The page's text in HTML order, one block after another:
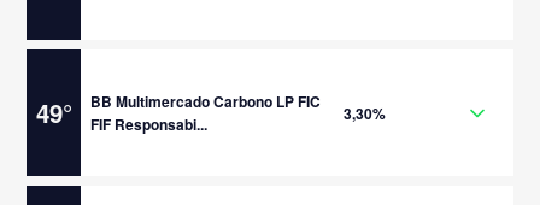
49°
BB Multimercado Carbono LP FIC
FIF Responsabi...
3,30%